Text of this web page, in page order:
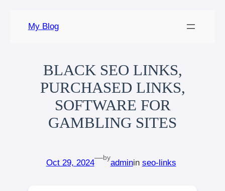
My Blog
BLACK SEO LINKS,
PURCHASED LINKS,
SOFTWARE FOR
GAMBLING SITES
Oct 29, 2024
—by
adminin seo-links